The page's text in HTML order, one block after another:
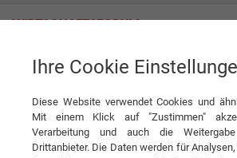
SozialFactoring GmbH
Ihre Cookie
Diese Website verwendet Cookies und
Mit einem Klick auf "Zustimmen"
Verarbeitung und auch die
Drittanbieter. Die Daten werden für